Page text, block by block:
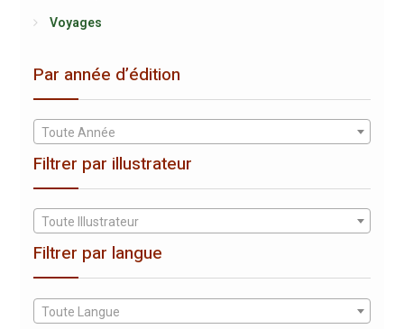
Voyages
Par année d’édition
Toute Année
Filtrer par illustrateur
Toute Illustrateur
Filtrer par langue
Toute Langue